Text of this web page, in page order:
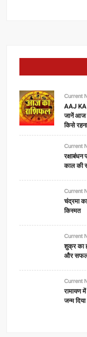
Current
AAJ
जानें आज
किसे
Current
काल की
Current
चंद्रमा
किस्मत
Current
शुक्र का
और
Current
रामायण
जन्म दिया